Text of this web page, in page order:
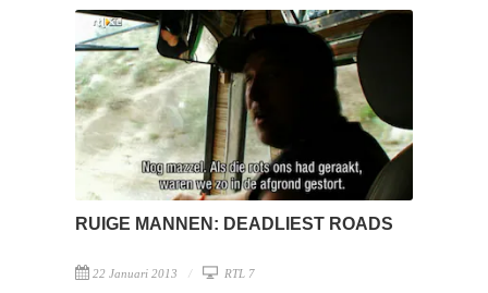
RUIGE MANNEN: DEADLIEST ROADS
22 Januari 2013 RTL 7